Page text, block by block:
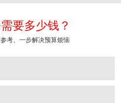
要多少钱？
考、一步解决预算烦恼